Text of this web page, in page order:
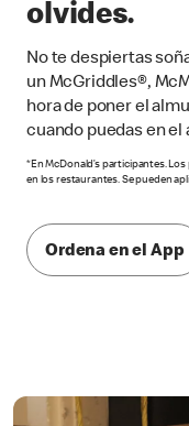
olvides.
No te despiertas
un McGriddles®,
hora de poner el
cuando puedas en el
*En McDonald’s participantes.
en los restaurantes. Se pueden
Ordena en el App